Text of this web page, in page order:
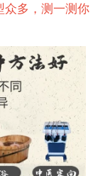
众多，测一测你